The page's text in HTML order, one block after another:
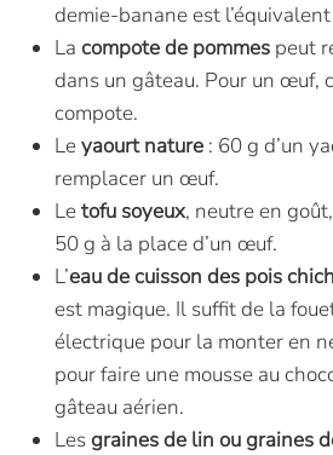
demie-banane est
La compote de pommes peut
dans un gâteau. Pour un œuf,
compote.
Leyaourt nature : 60 g d’un
remplacer un œuf.
Letofu soyeux, neutre en
50 g à la place d’un œuf.
L’eau de cuisson des pois
est magique. Il suffit de la
électrique pour la monter en
pour faire une mousse au
gâteau aérien.
Lesgraines de lin ou graines